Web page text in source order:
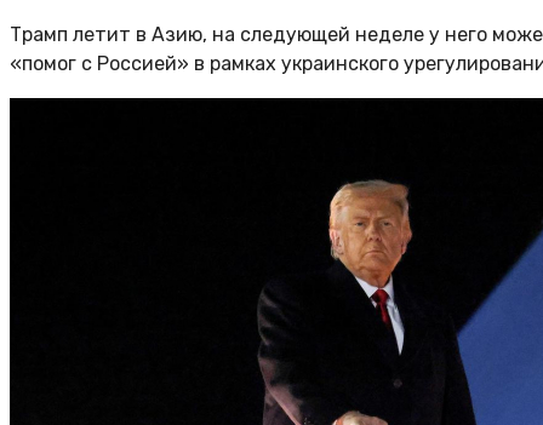
Трамп летит в Азию, на следующей неделе у него
«помог с Россией» в рамках украинского